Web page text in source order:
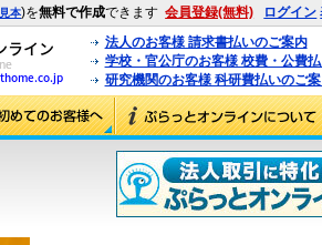
見本)を無料で作成できます 会員登録(無料) ログイン
法人のお客様 請求書払いのご案内
学校・官公庁のお客様 校費・公費
研究機関のお客様 科研費払いのご